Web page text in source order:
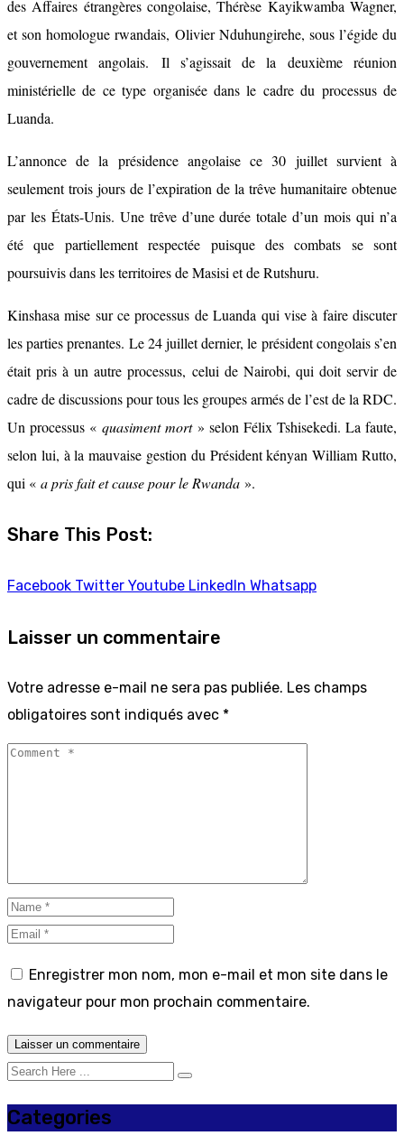
des Affaires étrangères congolaise, Thérèse Kayikwamba Wagner,
et son homologue rwandais, Olivier Nduhungirehe, sous l’égide du
gouvernement angolais. Il s’agissait de la deuxième réunion
ministérielle de ce type organisée dans le cadre du processus de
Luanda.
L’annonce de la présidence angolaise ce 30 juillet survient à
seulement trois jours de l’expiration de la trêve humanitaire obtenue
par les États-Unis. Une trêve d’une durée totale d’un mois qui n’a
été que partiellement respectée puisque des combats se sont
poursuivis dans les territoires de Masisi et de Rutshuru.
Kinshasa mise sur ce processus de Luanda qui vise à faire discuter
les parties prenantes. Le 24 juillet dernier, le président congolais s’en
était pris à un autre processus, celui de Nairobi, qui doit servir de
cadre de discussions pour tous les groupes armés de l’est de la RDC.
Un processus « quasiment mort» selon Félix Tshisekedi. La faute,
selon lui, à la mauvaise gestion du Président kényan William Rutto,
qui « a pris fait et cause pour le Rwanda ».
Share This Post:
Facebook Twitter Youtube LinkedIn Whatsapp
Laisser un commentaire
Votre adresse e-mail ne sera pas publiée. Les champs
obligatoires sont indiqués avec *
Enregistrer mon nom, mon e-mail et mon site dans le
navigateur pour mon prochain commentaire.
Categories